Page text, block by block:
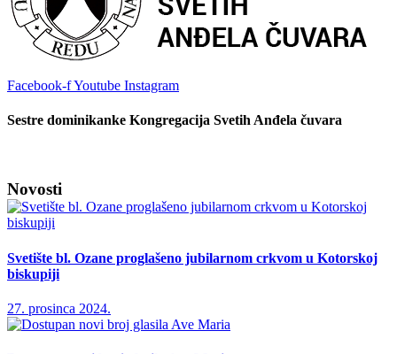
Facebook-fYoutube Instagram
Sestre dominikanke Kongregacija Svetih Anđela čuvara
Novosti
Svetište bl. Ozane proglašeno jubilarnom crkvom u Kotorskoj
biskupiji
27. prosinca 2024.